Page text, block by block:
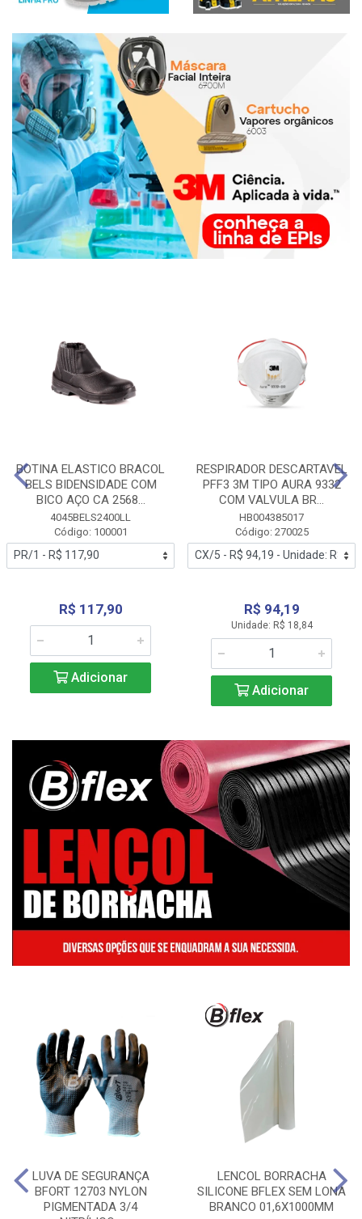
BOTINA ELASTICO BRACOL
BELS BIDENSIDADE COM
BICO AÇO CA 2568...
4045BELS2400LL
Código: 100001
R$ 117,90
Adicionar
RESPIRADOR DESCARTAVEL
PFF3 3M TIPO AURA 9332
COM VALVULA BR...
HB004385017
Código: 270025
R$ 94,19
Unidade: R$ 18,84
Adicionar
LUVA DE SEGURANÇA
BFORT 12703 NYLON
PIGMENTADA 3/4
LENCOL BORRACHA
SILICONE BFLEX SEM LONA
BRANCO 01,6X1000MM